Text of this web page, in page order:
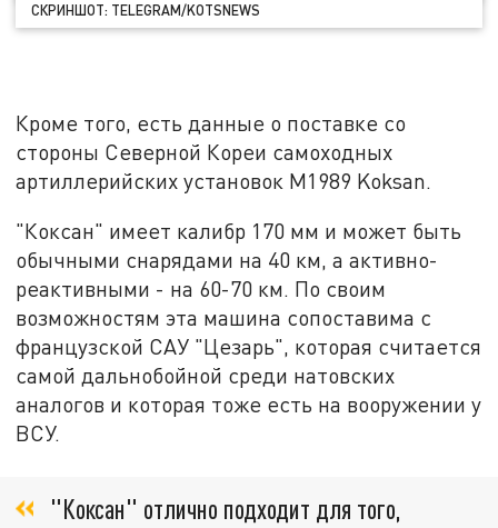
СКРИНШОТ: TELEGRAM/KOTSNEWS
Кроме того, есть данные о поставке со
стороны Северной Кореи самоходных
артиллерийских установок M1989 Koksan.
"Коксан" имеет калибр 170 мм и может быть
обычными снарядами на 40 км, а активно-
реактивными - на 60-70 км. По своим
возможностям эта машина сопоставима с
французской САУ "Цезарь", которая считается
самой дальнобойной среди натовских
аналогов и которая тоже есть на вооружении у
ВСУ.
"Коксан" отлично подходит для того,